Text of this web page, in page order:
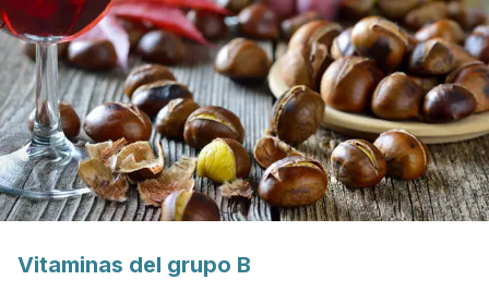
Vitaminas del grupo B